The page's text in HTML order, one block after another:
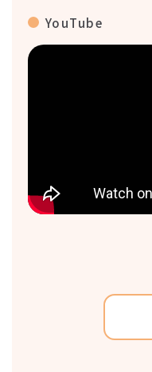
YouTube